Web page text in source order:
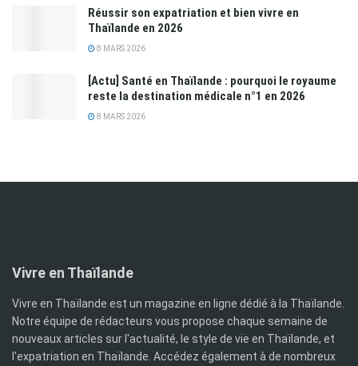
Réussir son expatriation et bien vivre en
Thaïlande en 2026
8 MARS 2026
[Actu] Santé en Thaïlande : pourquoi le royaume
reste la destination médicale n°1 en 2026
8 MARS 2026
Vivre en Thaïlande
Vivre en Thaïlande est un magazine en ligne dédié à la Thaïlande.
Notre équipe de rédacteurs vous propose chaque semaine de
nouveaux articles sur l'actualité, le style de vie en Thaïlande, et
l'expatriation en Thaïlande. Accédez également à de nombreux